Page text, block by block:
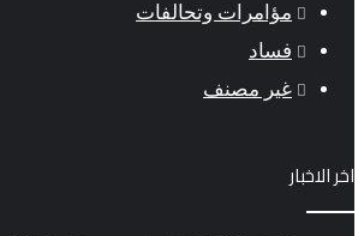
مؤامرات وتحالفات
فساد
غير مصنف
اخر الاخبار